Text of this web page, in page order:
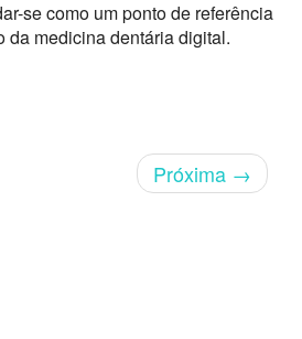
se como um ponto de referência
da medicina dentária digital.
Próxima →